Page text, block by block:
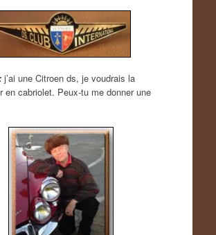
j’ai une Citroen ds, je voudrais la
en cabriolet. Peux-tu me donner une